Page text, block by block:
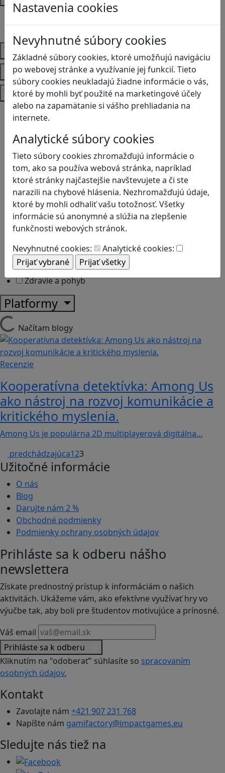
Nastavenia cookies
Nevyhnutné súbory cookies
Základné súbory cookies, ktoré umožňujú navigáciu
po webovej stránke a využívanie jej funkcií. Tieto
súbory cookies neukladajú žiadne informácie o vás,
ktoré by mohli byť použité na marketingové účely
alebo na zapamätanie si vášho prehliadania na
internete.
Analytické súbory cookies
Tieto súbory cookies zhromažďujú informácie o
tom, ako sa používa webová stránka, napríklad
ktoré stránky najčastejšie navštevujete a či ste
narazili na chybové hlásenia. Nezhromažďujú údaje,
ktoré by mohli odhaliť vašu totožnosť. Všetky
informácie sú anonymné a slúžia na zlepšenie
funkčnosti webových stránok.
Nevyhnutné cookies:
Analytické cookies:
Recenzie
Vek
Predmety
Témy
Bezpečnosť na internete
Čítanie s porozumením
Digitálna rovnováha
Ekológia
Globálne vzdelávanie
Kreativita
Kritické myslenie
Kyberšikana
Logické myslenie
Ľudské práva a tolerancia
Motorika a koncentrácia
Programovanie/Technika
Sociálne zručnosti a kooperácia
Strategické myslenie
Zdravie a pohyb
Platformy
Načítam blogy
Recenzie
Kooperatívna detektívka: Among Us
ako nástroj na rozvoj komunikácie a
kritického myslenia.
Among Us je populárna 2D multiplayerová digitálna…
predchádzajúca123
Užitočné informácie
O nás
Blog
Darujte nám 2 %
Obchodné podmienky
Podmienky ochrany osobných údajov
Prihláste sa k odberu nášho
newslettera
Získate prednostný prístup k informáciám o našich
aktivitách. Ukážeme vám, ako efektívne využívať hry vo
výučbe tak, aby boli pre študentov motivujúce a prínosné.
Váš email
Prihláste sa k odberu
Kliknutím na "odoberať" súhlasíte so spracovaním
osobných údajov.
Kontakt
Zavolajte nám +421 907 231 768
Napíšte nám gamifactory@impactgames.eu
Sledujte nás tiež na